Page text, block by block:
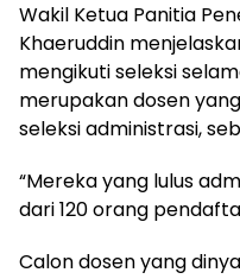
Wakil Ketua Panitia
Khaeruddin
mengikuti seleksi
merupakan dosen
seleksi administrasi,
“Mereka yang lulus
dari 120 orang
Calon dosen yang